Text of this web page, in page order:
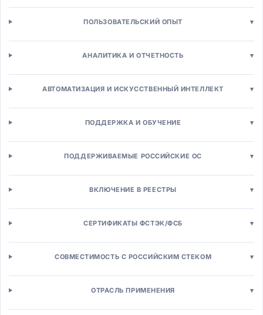
Workflow-системы
Low-code платформы
Продажи и маркетинг
Автоматизация продаж (SFA)
Конфигуратор-цена-предложение (CPQ)
Email/SMS маркетинг
Управление кампаниями
Веб-аналитика
Контакт-центры
Управление кейсами
ПОЛЬЗОВАТЕЛЬСКИЙ ОПЫТ ▾
АНАЛИТИКА И ОТЧЕТНОСТЬ ▾
АВТОМАТИЗАЦИЯ И ИСКУССТВЕННЫЙ ИНТЕЛЛЕКТ ▾
ПОДДЕРЖКА И ОБУЧЕНИЕ ▾
ПОДДЕРЖИВАЕМЫЕ РОССИЙСКИЕ ОС ▾
ВКЛЮЧЕНИЕ В РЕЕСТРЫ ▾
СЕРТИФИКАТЫ ФСТЭК/ФСБ ▾
СОВМЕСТИМОСТЬ С РОССИЙСКИМ СТЕКОМ ▾
ОТРАСЛЬ ПРИМЕНЕНИЯ ▾